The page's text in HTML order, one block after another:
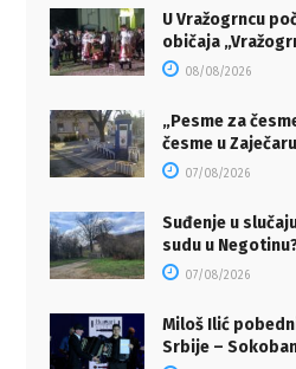
U Vražogrncu
običaja
08/08/2026
„Pesme za
česme u Zaječaru
07/08/2026
Suđenje u
sudu u
07/08/2026
Miloš Ilić
Srbije –